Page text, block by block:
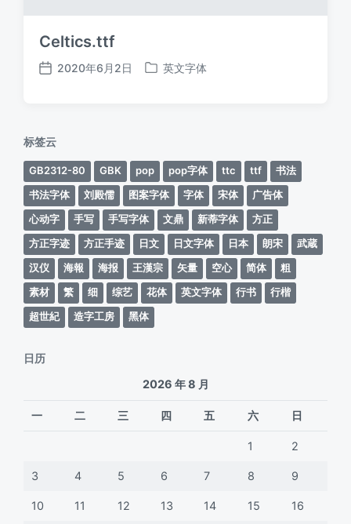
Celtics.ttf
发
2020年6月2日
发
英文字体
标签云
GB2312-80 GBK pop pop字体 ttc ttf
书法
书法字体
刘殿儒 图案字体 字体 宋体
广告体
心动字
手写 手写字体 文鼎 新蒂字体
方正
方正字迹
方正手迹 日文 日文字体 日本 朗宋
武蔵
汉仪
海報 海报 王漢宗 矢量 空心 简体
粗
素材
繁 细 综艺 花体 英文字体 行书
行楷
超世紀
造字工房 黑体
日历
2026 年 8 月
一 二 三 四 五 六 日
1 2
3 4 5 6 7 8 9
10 11 12 13 14 15 16